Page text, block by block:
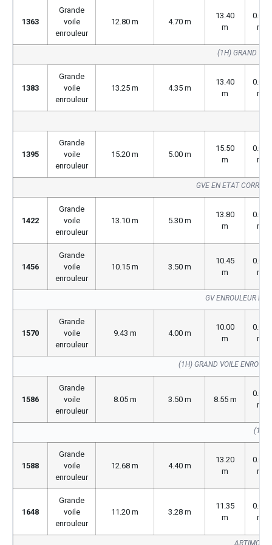
1363
Grande
voile
enrouleur
12.80 m 4.70 m
13.40
m
0.00
m
(1H) GRAND
1383
Grande
voile
enrouleur
13.25 m 4.35 m
13.40
m
0.00
m
1395
Grande
voile
enrouleur
15.20 m 5.00 m
15.50
m
0.00
m
GVE EN ETAT
1422
Grande
voile
enrouleur
13.10 m 5.30 m
13.80
m
0.00
m
1456
Grande
voile
enrouleur
10.15 m 3.50 m
10.45
m
0.00
m
GV ENROULEUR
1570
Grande
voile
enrouleur
9.43 m 4.00 m
10.00
m
0.00
m
(1H) GRAND VOILE
1586
Grande
voile
enrouleur
8.05 m 3.50 m 8.55 m
0.00
m
1588
Grande
voile
enrouleur
12.68 m 4.40 m
13.20
m
0.00
m
1648
Grande
voile
enrouleur
11.20 m 3.28 m
11.35
m
0.00
m